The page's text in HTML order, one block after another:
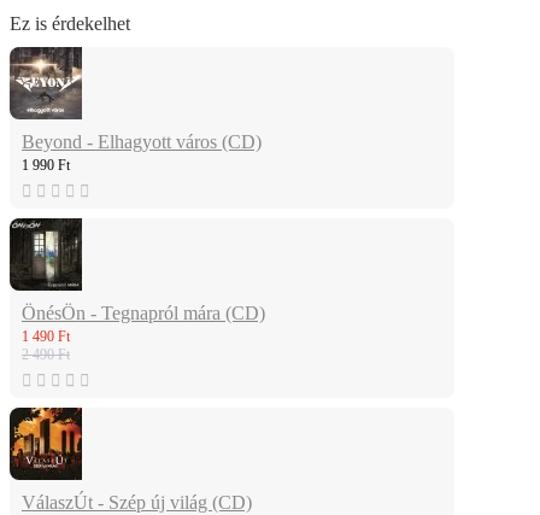
Ez is érdekelhet
Beyond - Elhagyott város (CD)
1 990 Ft
ÖnésÖn - Tegnapról mára (CD)
1 490 Ft
2 490 Ft
VálaszÚt - Szép új világ (CD)